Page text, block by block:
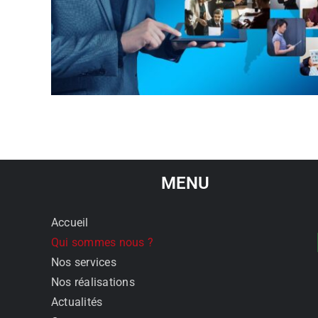
MENU
Accueil
Qui sommes nous ?
Nos services
Nos réalisations
Actualités